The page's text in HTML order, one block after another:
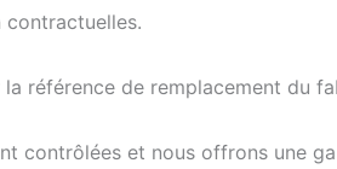
référence de remplacement du
contrôlées et nous offrons une